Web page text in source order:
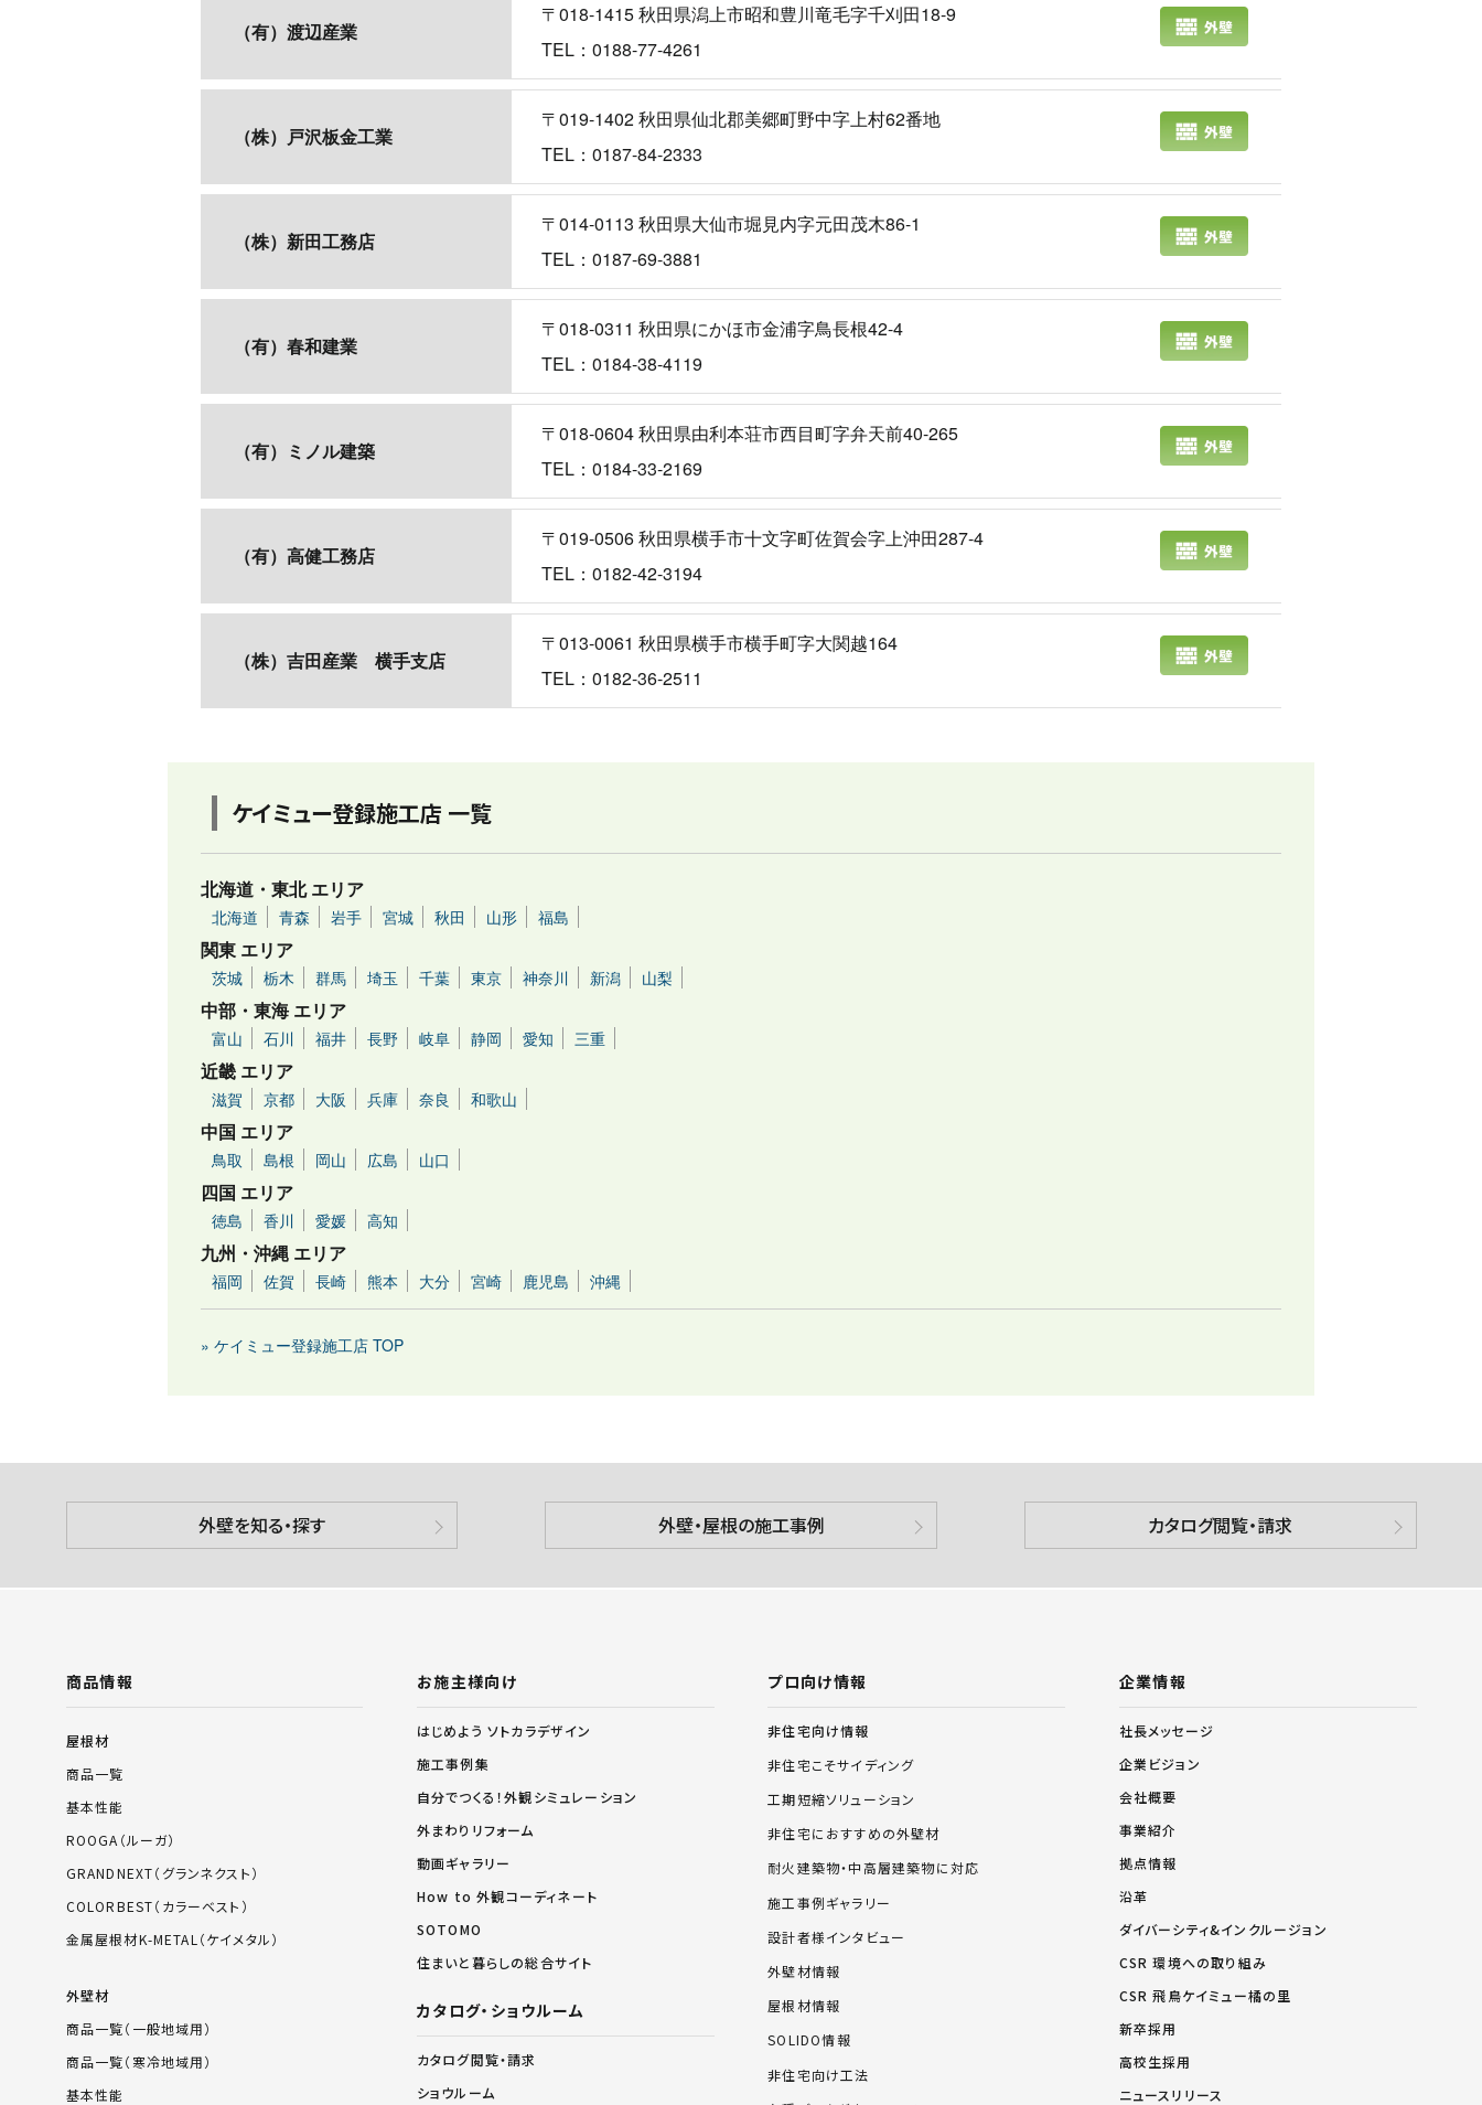
（有）渡辺産業
〒018-1415 秋田県潟上市昭和豊川竜毛字千刈田18-9
TEL：0188-77-4261
（株）戸沢板金工業
〒019-1402 秋田県仙北郡美郷町野中字上村62番地
TEL：0187-84-2333
（株）新田工務店
〒014-0113 秋田県大仙市堀見内字元田茂木86-1
TEL：0187-69-3881
（有）春和建業
〒018-0311 秋田県にかほ市金浦字鳥長根42-4
TEL：0184-38-4119
（有）ミノル建築
〒018-0604 秋田県由利本荘市西目町字弁天前40-265
TEL：0184-33-2169
（有）高健工務店
〒019-0506 秋田県横手市十文字町佐賀会字上沖田287-4
TEL：0182-42-3194
（株）吉田産業 横手支店
〒013-0061 秋田県横手市横手町字大関越164
TEL：0182-36-2511
ケイミュー登録施工店 一覧
北海道・東北 エリア
北海道 青森 岩手 宮城 秋田 山形 福島
関東 エリア
茨城 栃木 群馬 埼玉 千葉 東京 神奈川 新潟 山梨
中部・東海 エリア
富山 石川 福井 長野 岐阜 静岡 愛知 三重
近畿 エリア
滋賀 京都 大阪 兵庫 奈良 和歌山
中国 エリア
鳥取 島根 岡山 広島 山口
四国 エリア
徳島 香川 愛媛 高知
九州・沖縄 エリア
福岡 佐賀 長崎 熊本 大分 宮崎 鹿児島 沖縄
» ケイミュー登録施工店 TOP
外壁を知る・探す 外壁・屋根の施工事例 カタログ閲覧・請求
商品情報
屋根材
商品一覧
基本性能
ROOGA（ルーガ）
GRANDNEXT（グランネクスト）
COLORBEST（カラーベスト）
金属屋根材K-METAL（ケイメタル）
外壁材
商品一覧（一般地域用）
商品一覧（寒冷地域用）
基本性能
お施主様向け
はじめよう ソトカラデザイン
施工事例集
自分でつくる！外観シミュレーション
外まわりリフォーム
動画ギャラリー
How to 外観コーディネート
SOTOMO
住まいと暮らしの総合サイト
カタログ・ショウルーム
カタログ閲覧・請求
ショウルーム
プロ向け情報
非住宅向け情報
非住宅こそサイディング
工期短縮ソリューション
非住宅におすすめの外壁材
耐火建築物・中高層建築物に対応
施工事例ギャラリー
設計者様インタビュー
外壁材情報
屋根材情報
SOLIDO情報
非住宅向け工法
企業情報
社長メッセージ
企業ビジョン
会社概要
事業紹介
拠点情報
沿革
ダイバーシティ&インクルージョン
CSR 環境への取り組み
CSR 飛鳥ケイミュー橘の里
新卒採用
高校生採用
ニュースリリース